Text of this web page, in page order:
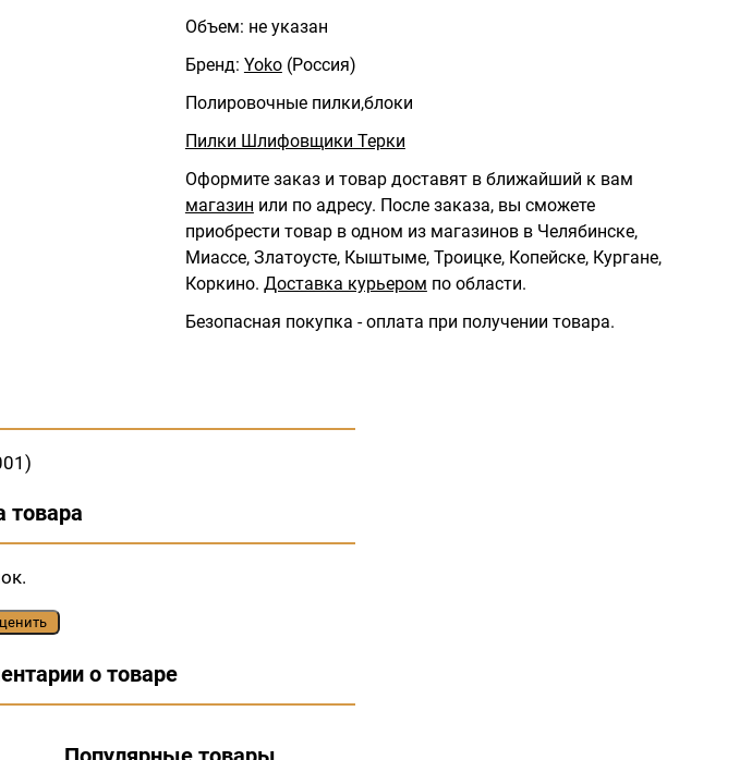
Объем: не указан
Бренд: Yoko (Россия)
Полировочные пилки,блоки
Пилки Шлифовщики Терки
Оформите заказ и товар доставят в ближайший к вам
магазин или по адресу. После заказа, вы сможете
приобрести товар в одном из магазинов в Челябинске,
Миассе, Златоусте, Кыштыме, Троицке, Копейске, Кургане,
Коркино. Доставка курьером по области.
Безопасная покупка - оплата при получении товара.
товара
о товаре